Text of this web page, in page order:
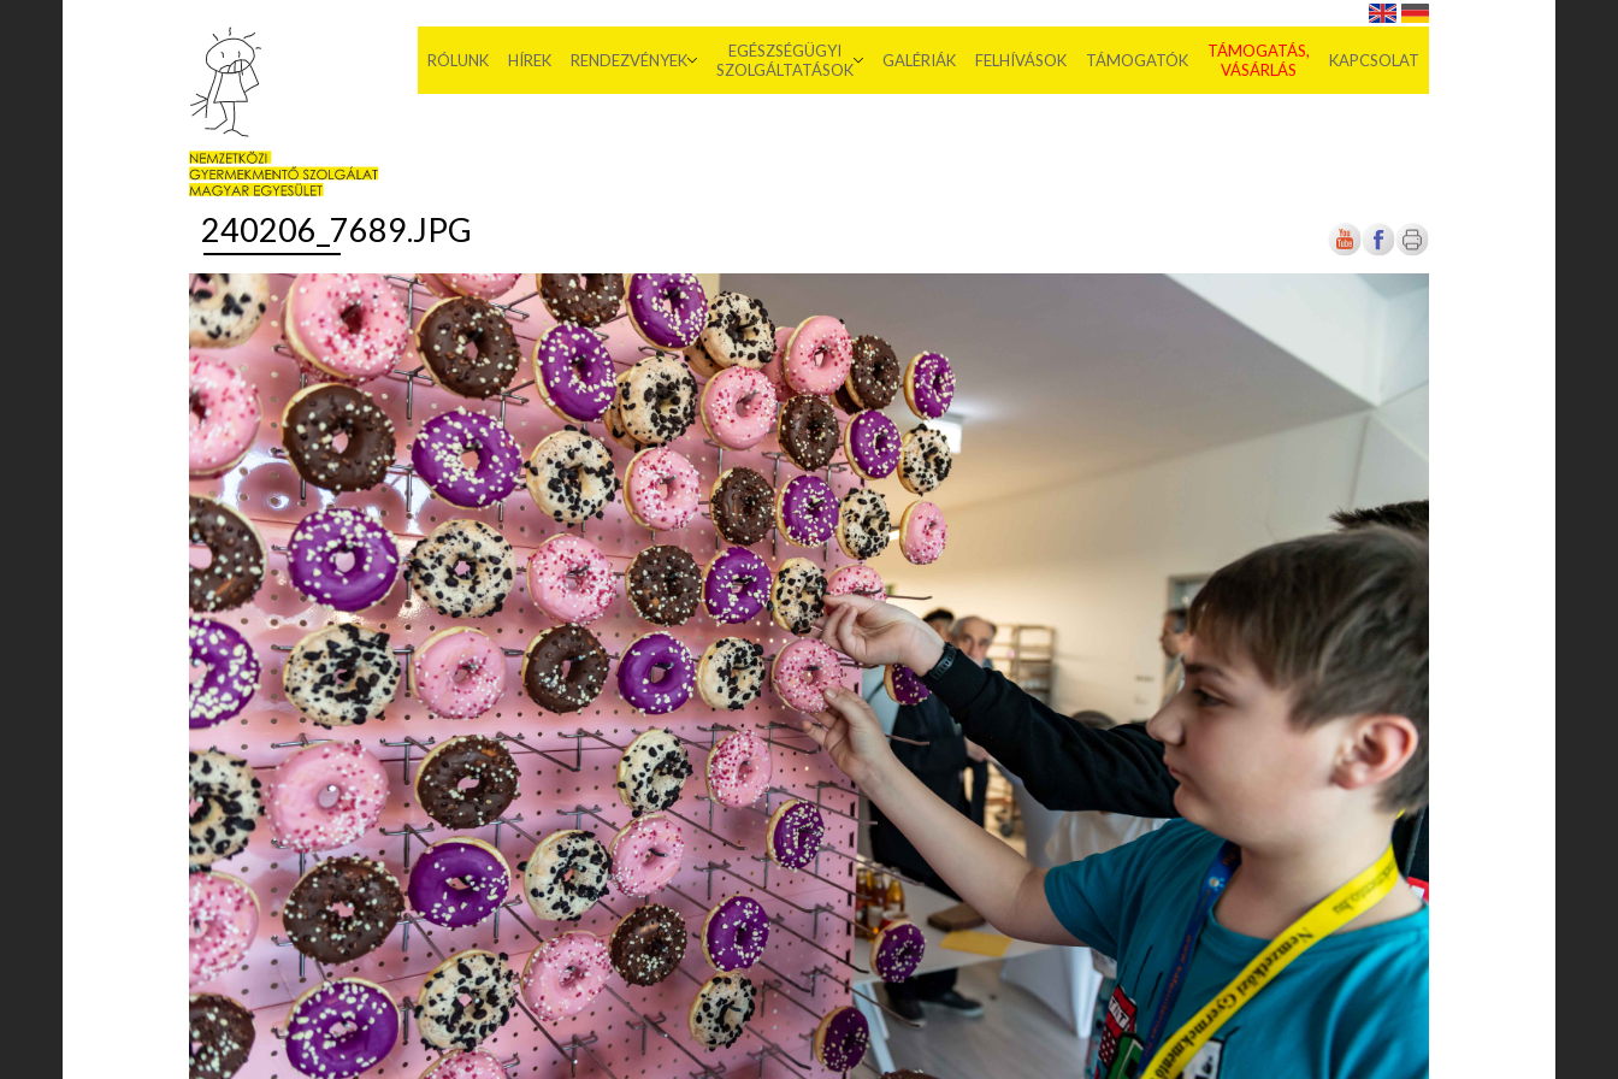
RÓLUNK HÍREK RENDEZVÉNYEK
EGÉSZSÉGÜGYI
SZOLGÁLTATÁSOK
GALÉRIÁK FELHÍVÁSOK TÁMOGATÓK
TÁMOGATÁS,
VÁSÁRLÁS
KAPCSOLAT
240206_7689.JPG